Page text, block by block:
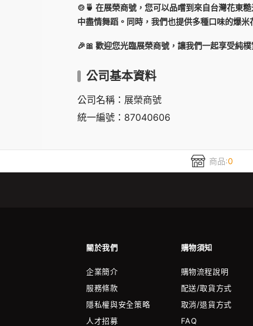
🍲🍵 在展榮商號，您可以品嚐到來自台灣花東
中盡情舞蹈。同時，我們也提供多種口味的爆
🎉🎀 歡迎您光臨展榮商號，讓我們一起享受純
公司基本資料
公司名稱：展榮商號
統一編號：87040606
商品:0
關於我們 購物須知
企業簡介
服務條款
隱私權與安全策略
人才招募
購物流程說明
配送/取貨方式
取消/退貨方式
FAQ